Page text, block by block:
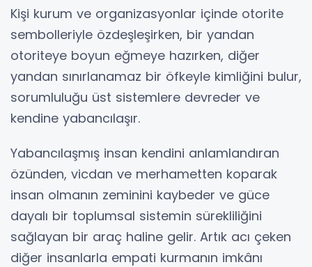
Kişi kurum ve organizasyonlar içinde otorite
sembolleriyle özdeşleşirken, bir yandan
otoriteye boyun eğmeye hazırken, diğer
yandan sınırlanamaz bir öfkeyle kimliğini bulur,
sorumluluğu üst sistemlere devreder ve
kendine yabancılaşır.
Yabancılaşmış insan kendini anlamlandıran
özünden, vicdan ve merhametten koparak
insan olmanın zeminini kaybeder ve güce
dayalı bir toplumsal sistemin sürekliliğini
sağlayan bir araç haline gelir. Artık acı çeken
diğer insanlarla empati kurmanın imkânı